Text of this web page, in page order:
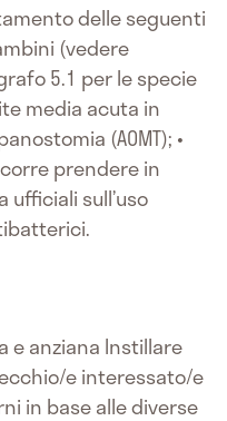
delle seguenti
(vedere
5.1 per le specie
media acuta in
(AOMT); •
prendere in
sull’uso
e anziana Instillare
e interessato/e
in base alle diverse